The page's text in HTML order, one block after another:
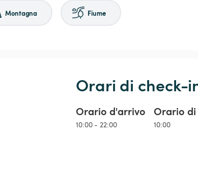
Montagna Fiume
Orari di check-
Orario d'arrivo
10:00 - 22:00
Orario
10:00